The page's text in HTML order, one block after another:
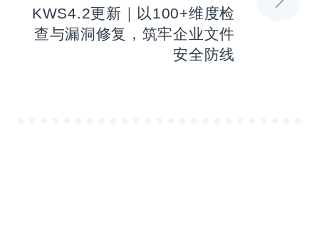
KWS4.2更新｜以100+维度检
查与漏洞修复，筑牢企业文件
安全防线